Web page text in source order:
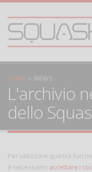
HOME NEWS
L'archivio
dello
Per utilizzare questa
è necessario accettare i